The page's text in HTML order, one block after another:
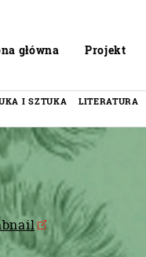
główna Projekt
I SZTUKA LITERATURA